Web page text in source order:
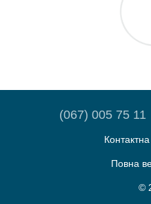
(067) 005 75 11
Повна
©